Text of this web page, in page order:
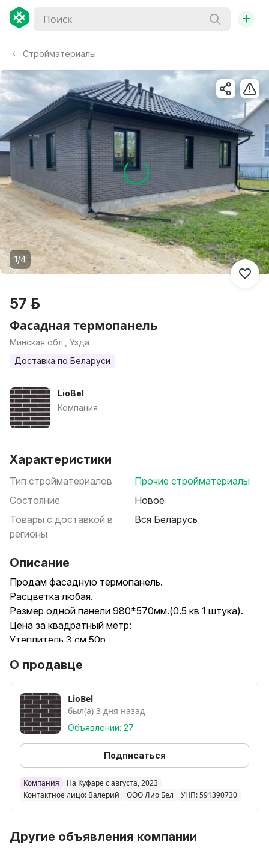
+
Стройматериалы
1/4
57 р.
Фасадная термопанель
Минская обл., Узда
Доставка по Беларуси
LioBel
Компания
Характеристики
Тип стройматериалов
Прочие стройматериалы
Состояние
Новое
Товары с доставкой в
регионы
Вся Беларусь
Описание
Продам фасадную термопанель.
Расцветка любая.
Размер одной панели 980*570мм.(0.5 кв 1 штука).
Цена за квадратный метр:
Утеплитель 3 см 50р
Утеплитель 8 см 67р (шип паз)
На 4р дороже .
Есть рассрочка платежа до 10 месяцев 0%.
Акрил-мраморное покрытие.
Вопросы по телефону либо в лс :
О продавце
LioBel
был(а) 3 дня назад
Объявлений: 27
Подписаться
Компания
На Куфаре с августа, 2023
Контактное лицо: Валерий
ООО Лио Бел УНП: 591390730
Другие объявления компании